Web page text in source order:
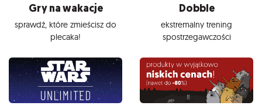
Gry na wakacje
sprawdź, które zmieścisz do
plecaka!
Dobble
ekstremalny trening
spostrzegawczości